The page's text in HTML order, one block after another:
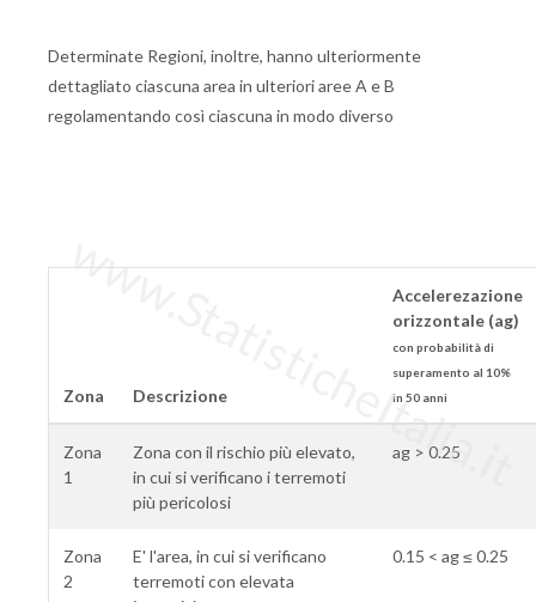
Determinate Regioni, inoltre, hanno ulteriormente
dettagliato ciascuna area in ulteriori aree A e B
regolamentando così ciascuna in modo diverso
Zona Descrizione
Accelerezazione
orizzontale (ag)
con probabilità di
superamento al 10%
in 50 anni
Zona
1
Zona con il rischio più elevato,
in cui si verificano i terremoti
più pericolosi
ag > 0.25
Zona
2
E' l'area, in cui si verificano
terremoti con elevata
0.15 < ag ≤ 0.25
www.StatisticheItalia.it